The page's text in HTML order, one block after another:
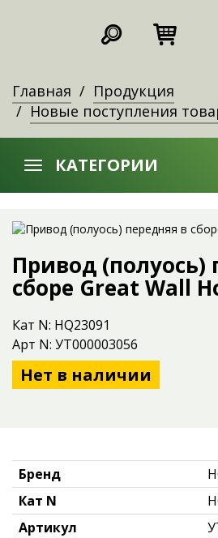
Главная
Продукция
Новые поступления
КАТЕГОРИИ
Привод (полуось)
сборе Great Wall
Кат N: HQ23091
Арт N: УТ000003056
Нет в наличии
Бренд
Кат N
Артикул